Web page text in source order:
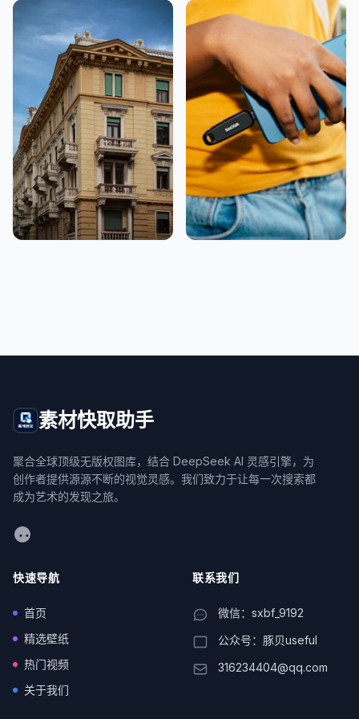
素材快取助手
聚合全球顶级无版权图库，结合 DeepSeek AI 灵感引擎，为
创作者提供源源不断的视觉灵感。我们致力于让每一次搜索都
成为艺术的发现之旅。
WeChat
快速导航
首页
精选壁纸
热门视频
关于我们
联系我们
微信：sxbf_9192
公众号：豚贝useful
316234404@qq.com